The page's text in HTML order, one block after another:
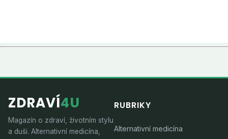
ZDRAVÍ4U
Magazín o zdraví, životním stylu
a duši. Alternativní medicína,
RUBRIKY
Alternativní medicína